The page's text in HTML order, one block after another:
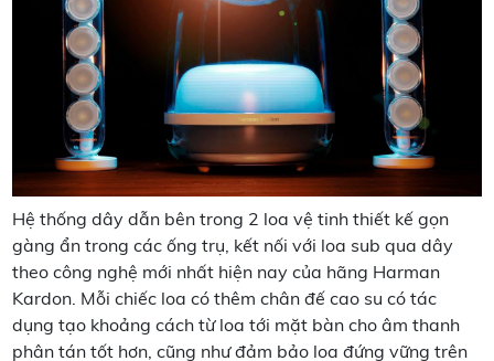
Hệ thống dây dẫn bên trong 2 loa vệ tinh thiết kế gọn
gàng ẩn trong các ống trụ, kết nối với loa sub qua dây
theo công nghệ mới nhất hiện nay của hãng Harman
Kardon. Mỗi chiếc loa có thêm chân đế cao su có tác
dụng tạo khoảng cách từ loa tới mặt bàn cho âm thanh
phân tán tốt hơn, cũng như đảm bảo loa đứng vững trên